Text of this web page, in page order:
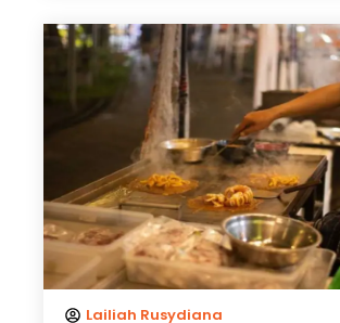
Lailiah Rusydiana